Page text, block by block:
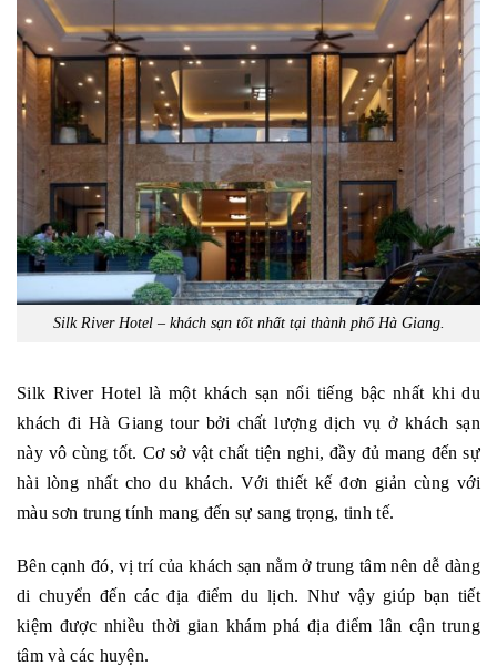
Silk River Hotel – khách sạn tốt nhất tại thành phố Hà Giang.
Silk River Hotel là một khách sạn nổi tiếng bậc nhất khi du
khách đi Hà Giang tour bởi chất lượng dịch vụ ở khách sạn
này vô cùng tốt. Cơ sở vật chất tiện nghi, đầy đủ mang đến sự
hài lòng nhất cho du khách. Với thiết kế đơn giản cùng với
màu sơn trung tính mang đến sự sang trọng, tinh tế.
Bên cạnh đó, vị trí của khách sạn nằm ở trung tâm nên dễ dàng
di chuyển đến các địa điểm du lịch. Như vậy giúp bạn tiết
kiệm được nhiều thời gian khám phá địa điểm lân cận trung
tâm và các huyện.